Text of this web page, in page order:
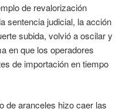
de revalorización
sentencia judicial, la acción
subida, volvió a oscilar y
en que los operadores
de importación en tiempo
de aranceles hizo caer las